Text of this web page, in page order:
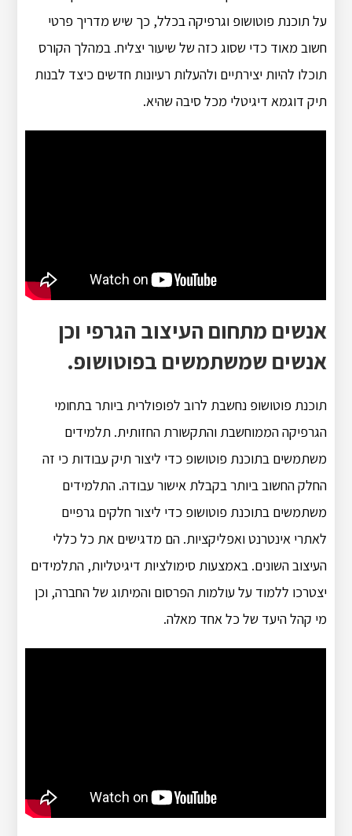
על תוכנת פוטושופ וגרפיקה בכלל, כך שיש מדריך פרטי
חשוב מאוד כדי שסוג כזה של שיעור יצליח. במהלך הקורס
תוכלו להיות יצירתיים ולהעלות רעיונות חדשים כיצד לבנות
תיק דוגמא דיגיטלי מכל סיבה שהיא.
אנשים מתחום העיצוב הגרפי וכן
אנשים שמשתמשים בפוטושופ.
תוכנת פוטושופ נחשבת לרוב לפופולרית ביותר בתחומי
הגרפיקה הממוחשבת והתקשורת החזותית. תלמידים
משתמשים בתוכנת פוטושופ כדי ליצור תיק עבודות כי זה
החלק החשוב ביותר בקבלת אישור עבודה. התלמידים
משתמשים בתוכנת פוטושופ כדי ליצור חלקים גרפיים
לאתרי אינטרנט ואפליקציות. הם מדגישים את כל כללי
העיצוב השונים. באמצעות סימולציות דיגיטליות, התלמידים
יצטרכו ללמוד על עולמות הפרסום והמיתוג של החברה, וכן
מי קהל היעד של כל אחד מאלה.